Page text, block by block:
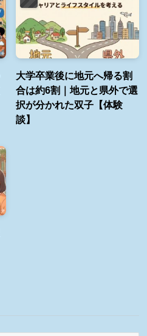
大学卒業後に地元へ帰る割
合は約6割｜地元と県外で選
択が分かれた双子【体験
談】